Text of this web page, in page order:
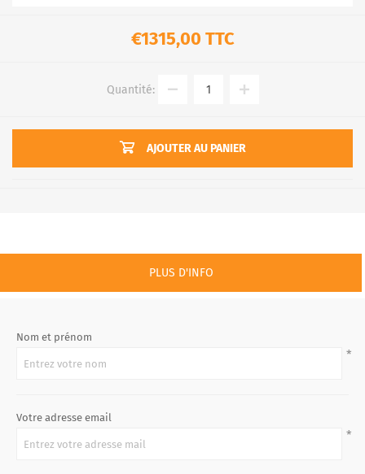
€1315,00 TTC
Quantité:
AJOUTER AU PANIER
PLUS D'INFO
Nom et prénom
*
Votre adresse email
*